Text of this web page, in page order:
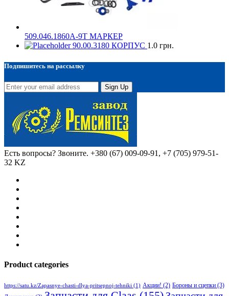
509.046.1860А-9Т МАРКЕР
90.00.3180 КОРПУС 1.0 грн.
Подпишитесь на рассылку
Sign Up
Есть вопросы? Звоните. +380 (67) 009-09-91, +7 (705) 979-51-
32 KZ
Product categories
https://satu.kz/Zapasnye-chasti-dlya-pritsepnoj-tehniki (1) Акции! (2) Бороны и сцепки (3)